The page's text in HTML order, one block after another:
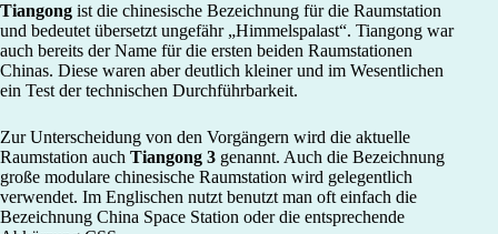
Tiangong ist die chinesische Bezeichnung für die Raumstation
und bedeutet übersetzt ungefähr „Himmelspalast“. Tiangong war
auch bereits der Name für die ersten beiden Raumstationen
Chinas. Diese waren aber deutlich kleiner und im Wesentlichen
ein Test der technischen Durchführbarkeit.
Zur Unterscheidung von den Vorgängern wird die aktuelle
Raumstation auch Tiangong 3 genannt. Auch die Bezeichnung
große modulare chinesische Raumstation wird gelegentlich
verwendet. Im Englischen nutzt benutzt man oft einfach die
Bezeichnung China Space Station oder die entsprechende